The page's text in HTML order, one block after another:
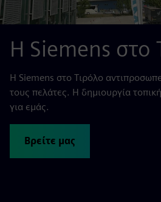
Η Siemens στο
Η Siemens στο Τιρόλο
τους πελάτες. Η δημιουργία
για εμάς.
Βρείτε μας